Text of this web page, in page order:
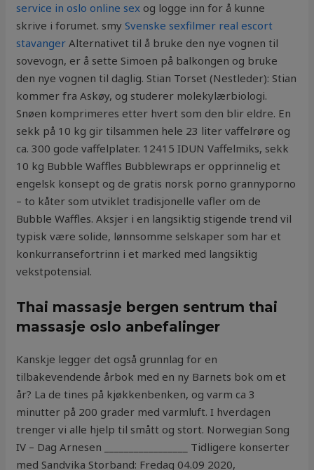
service in oslo online sex og logge inn for å kunne
skrive i forumet. smySvenske sexfilmer real escort
stavanger Alternativet til å bruke den nye vognen til
sovevogn, er å sette Simoen på balkongen og bruke
den nye vognen til daglig. Stian Torset (Nestleder): Stian
kommer fra Askøy, og studerer molekylærbiologi.
Snøen komprimeres etter hvert som den blir eldre. En
sekk på 10 kg gir tilsammen hele 23 liter vaffelrøre og
ca. 300 gode vaffelplater. 12415 IDUN Vaffelmiks, sekk
10 kg Bubble Waffles Bubblewraps er opprinnelig et
engelsk konsept og de gratis norsk porno grannyporno
– to kåter som utviklet tradisjonelle vafler om de
Bubble Waffles. Aksjer i en langsiktig stigende trend vil
typisk være solide, lønnsomme selskaper som har et
konkurransefortrinn i et marked med langsiktig
vekstpotensial.
Thai massasje bergen sentrum thai
massasje oslo anbefalinger
Kanskje legger det også grunnlag for en
tilbakevendende årbok med en ny Barnets bok om et
år? La de tines på kjøkkenbenken, og varm ca 3
minutter på 200 grader med varmluft. I hverdagen
trenger vi alle hjelp til smått og stort. Norwegian Song
IV – Dag Arnesen _________________ Tidligere konserter
med Sandvika Storband: Fredag 04.09 2020,